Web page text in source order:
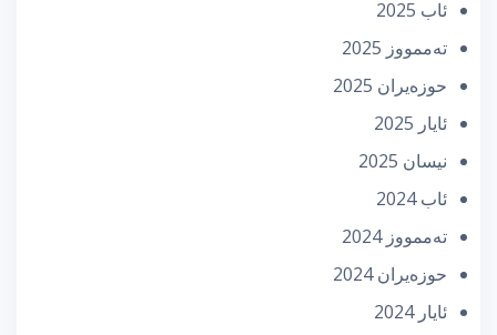
ئاب 2025
تەممووز 2025
حوزه‌یران 2025
ئایار 2025
نیسان 2025
ئاب 2024
تەممووز 2024
حوزه‌یران 2024
ئایار 2024